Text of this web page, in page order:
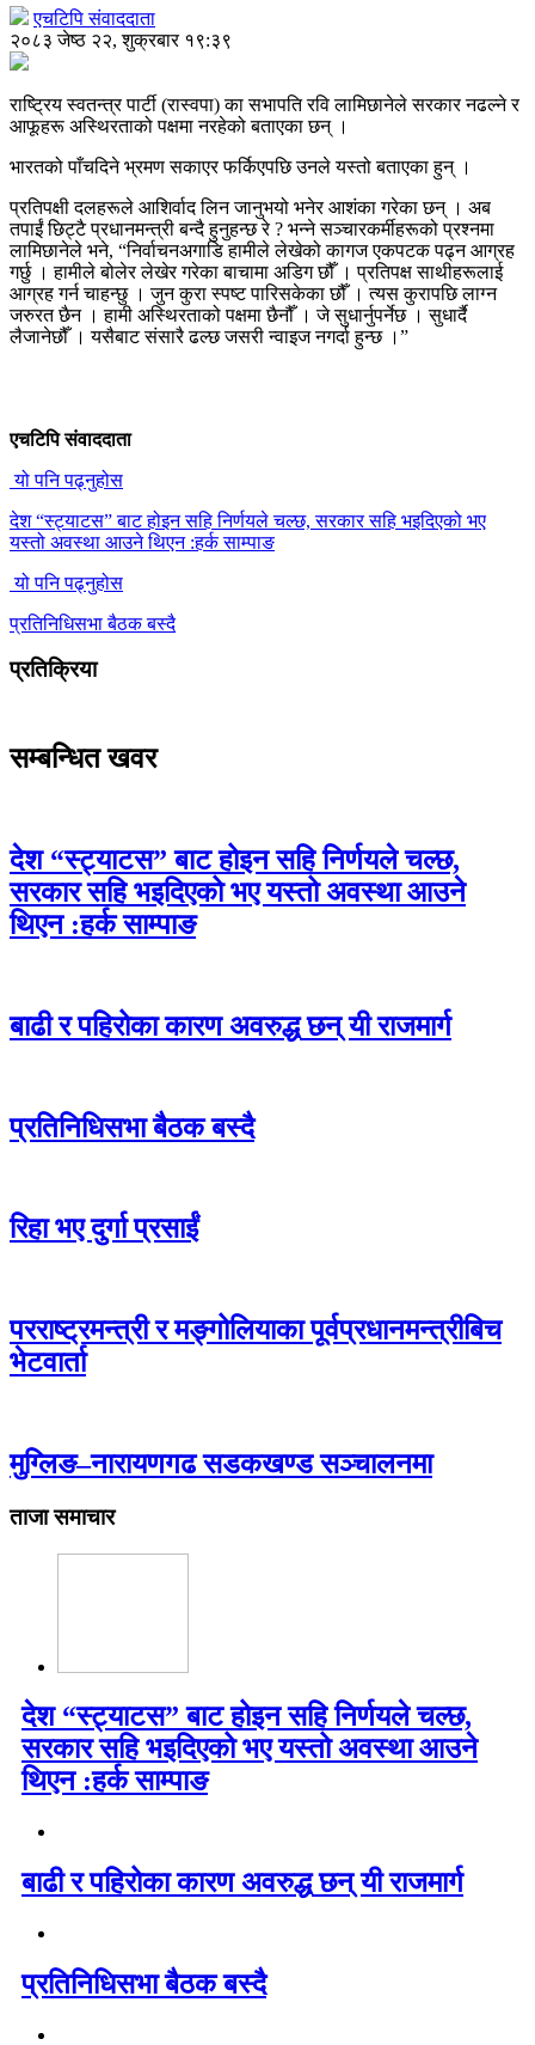
एचटिपि संवाददाता
२०८३ जेष्ठ २२, शुक्रबार १९:३९
राष्ट्रिय स्वतन्त्र पार्टी (रास्वपा) का सभापति रवि लामिछानेले सरकार नढल्ने र
आफूहरू अस्थिरताको पक्षमा नरहेको बताएका छन् ।
भारतको पाँचदिने भ्रमण सकाएर फर्किएपछि उनले यस्तो बताएका हुन् ।
प्रतिपक्षी दलहरूले आशिर्वाद लिन जानुभयो भनेर आशंका गरेका छन् । अब
तपाईं छिट्टै प्रधानमन्त्री बन्दै हुनुहन्छ रे ? भन्ने सञ्चारकर्मीहरूको प्रश्नमा
लामिछानेले भने, “निर्वाचनअगाडि हामीले लेखेको कागज एकपटक पढ्न आग्रह
गर्छु । हामीले बोलेर लेखेर गरेका बाचामा अडिग छौँ । प्रतिपक्ष साथीहरूलाई
आग्रह गर्न चाहन्छु । जुन कुरा स्पष्ट पारिसकेका छौँ । त्यस कुरापछि लाग्न
जरुरत छैन । हामी अस्थिरताको पक्षमा छैनौँ । जे सुधार्नुपर्नेछ । सुधार्दै
लैजानेछौँ । यसैबाट संसारै ढल्छ जसरी न्वाइज नगर्दा हुन्छ ।”
एचटिपि संवाददाता
यो पनि पढ्नुहोस
देश “स्ट्याटस” बाट होइन सहि निर्णयले चल्छ, सरकार सहि भइदिएको भए
यस्तो अवस्था आउने थिएन :हर्क साम्पाङ
यो पनि पढ्नुहोस
प्रतिनिधिसभा बैठक बस्दै
प्रतिक्रिया
सम्बन्धित खवर
देश “स्ट्याटस” बाट होइन सहि निर्णयले चल्छ,
सरकार सहि भइदिएको भए यस्तो अवस्था आउने
थिएन :हर्क साम्पाङ
बाढी र पहिरोका कारण अवरुद्ध छन् यी राजमार्ग
प्रतिनिधिसभा बैठक बस्दै
रिहा भए दुर्गा प्रसाईं
परराष्ट्रमन्त्री र मङ्गोलियाका पूर्वप्रधानमन्त्रीबिच
भेटवार्ता
मुग्लिङ–नारायणगढ सडकखण्ड सञ्चालनमा
ताजा समाचार
देश “स्ट्याटस” बाट होइन सहि निर्णयले चल्छ,
सरकार सहि भइदिएको भए यस्तो अवस्था आउने
थिएन :हर्क साम्पाङ
बाढी र पहिरोका कारण अवरुद्ध छन् यी राजमार्ग
प्रतिनिधिसभा बैठक बस्दै